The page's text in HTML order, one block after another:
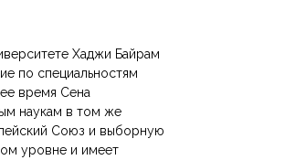
Хаджи Байрам
по специальностям
время Сена
наукам в том же
Союз и выборную
уровне и имеет